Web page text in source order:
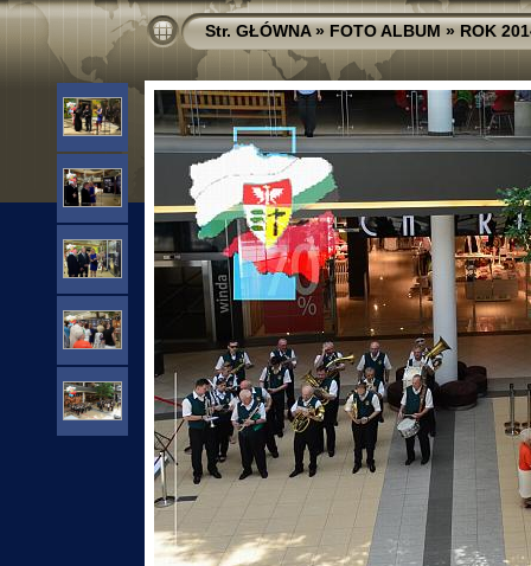
Str. GŁÓWNA»FOTO ALBUM»ROK